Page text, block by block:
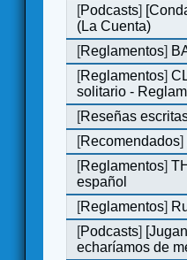
[Podcasts]
(La Cuenta)
[Reglamentos]
[Reglamentos]
solitario -
[Reseñas
[Recomendados]
[Reglamentos]
español
[Reglamentos]
[Podcasts]
echaríamos de